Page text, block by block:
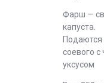
Фарш —
капуста.
Подаются
соевого
уксусом